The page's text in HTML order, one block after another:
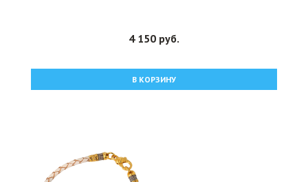
4 150 руб.
В КОРЗИНУ